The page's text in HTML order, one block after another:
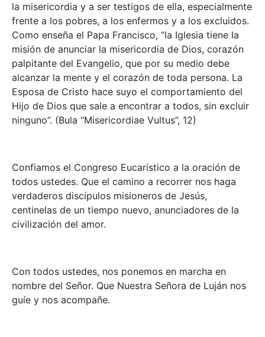
la misericordia y a ser testigos de ella, especialmente
frente a los pobres, a los enfermos y a los excluidos.
Como enseña el Papa Francisco, “la Iglesia tiene la
misión de anunciar la misericordia de Dios, corazón
palpitante del Evangelio, que por su medio debe
alcanzar la mente y el corazón de toda persona. La
Esposa de Cristo hace suyo el comportamiento del
Hijo de Dios que sale a encontrar a todos, sin excluir
ninguno”. (Bula “Misericordiae Vultus”, 12)
Confiamos el Congreso Eucarístico a la oración de
todos ustedes. Que el camino a recorrer nos haga
verdaderos discípulos misioneros de Jesús,
centinelas de un tiempo nuevo, anunciadores de la
civilización del amor.
Con todos ustedes, nos ponemos en marcha en
nombre del Señor. Que Nuestra Señora de Luján nos
guíe y nos acompañe.